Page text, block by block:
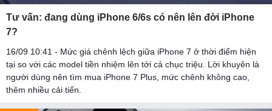
Tư vấn: đang dùng iPhone 6/6s có nên lên đời iPhone
7?
16/09 10:41 - Mức giá chênh lệch giữa iPhone 7 ở thời điểm hiện
tại so với các model tiền nhiệm lên tới cả chục triệu. Lời khuyên là
người dùng nên tìm mua iPhone 7 Plus, mức chênh không cao,
thêm nhiều cải tiến.